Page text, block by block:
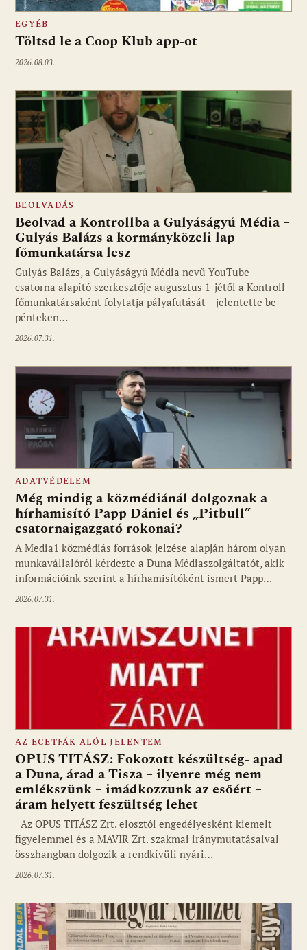
EGYÉB
Töltsd le a Coop Klub app-ot
2026.08.03.
BEOLVADÁS
Beolvad a Kontrollba a Gulyáságyú Média –
Gulyás Balázs a kormányközeli lap
főmunkatársa lesz
Gulyás Balázs, a Gulyáságyú Média nevű YouTube-
csatorna alapító szerkesztője augusztus 1-jétől a Kontroll
főmunkatársaként folytatja pályafutását – jelentette be
pénteken…
2026.07.31.
ADATVÉDELEM
Még mindig a közmédiánál dolgoznak a
hírhamisító Papp Dániel és „Pitbull”
csatornaigazgató rokonai?
A Media1 közmédiás források jelzése alapján három olyan
munkavállalóról kérdezte a Duna Médiaszolgáltatót, akik
információink szerint a hírhamisítóként ismert Papp…
2026.07.31.
AZ ECETFÁK ALÓL JELENTEM
OPUS TITÁSZ: Fokozott készültség- apad
a Duna, árad a Tisza – ilyenre még nem
emlékszünk – imádkozzunk az esőért –
áram helyett feszültség lehet
Az OPUS TITÁSZ Zrt. elosztói engedélyesként kiemelt
figyelemmel és a MAVIR Zrt. szakmai iránymutatásaival
összhangban dolgozik a rendkívüli nyári…
2026.07.31.